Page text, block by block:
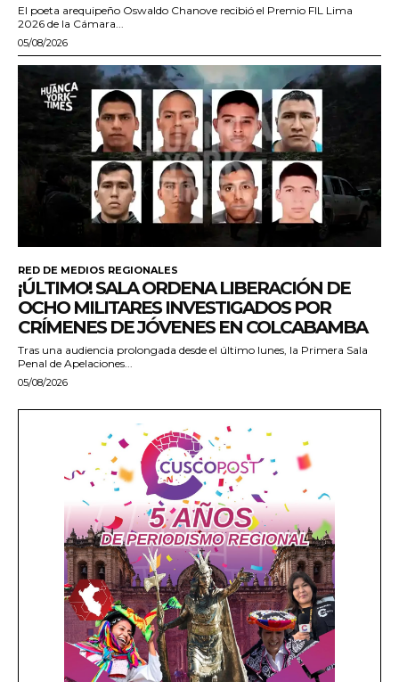
El poeta arequipeño Oswaldo Chanove recibió el Premio FIL Lima
2026 de la Cámara...
05/08/2026
RED DE MEDIOS REGIONALES
¡ÚLTIMO! SALA ORDENA LIBERACIÓN DE
OCHO MILITARES INVESTIGADOS POR
CRÍMENES DE JÓVENES EN COLCABAMBA
Tras una audiencia prolongada desde el último lunes, la Primera Sala
Penal de Apelaciones...
05/08/2026